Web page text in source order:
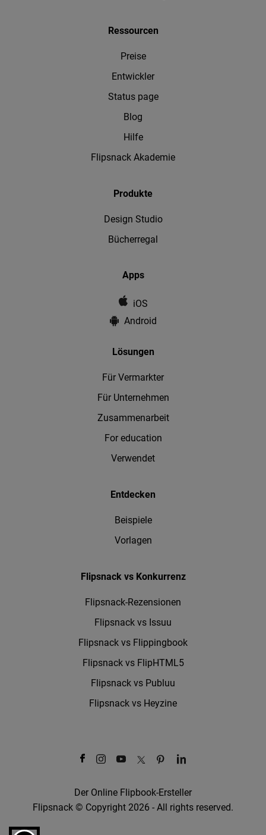
Ressourcen
Preise
Entwickler
Status page
Blog
Hilfe
Flipsnack Akademie
Produkte
Design Studio
Bücherregal
Apps
iOS
Android
Lösungen
Für Vermarkter
Für Unternehmen
Zusammenarbeit
For education
Verwendet
Entdecken
Beispiele
Vorlagen
Flipsnack vs Konkurrenz
Flipsnack-Rezensionen
Flipsnack vs Issuu
Flipsnack vs Flippingbook
Flipsnack vs FlipHTML5
Flipsnack vs Publuu
Flipsnack vs Heyzine
Der Online Flipbook-Ersteller
Flipsnack © Copyright 2026 - All rights reserved.